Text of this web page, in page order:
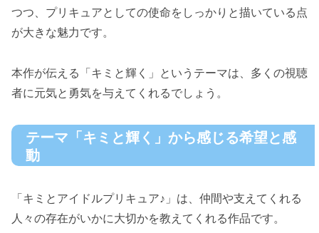
つつ、プリキュアとしての使命をしっかりと描いている点
が大きな魅力です。
本作が伝える「キミと輝く」というテーマは、多くの視聴
者に元気と勇気を与えてくれるでしょう。
テーマ「キミと輝く」から感じる希望と感
動
「キミとアイドルプリキュア♪」は、仲間や支えてくれる
人々の存在がいかに大切かを教えてくれる作品です。